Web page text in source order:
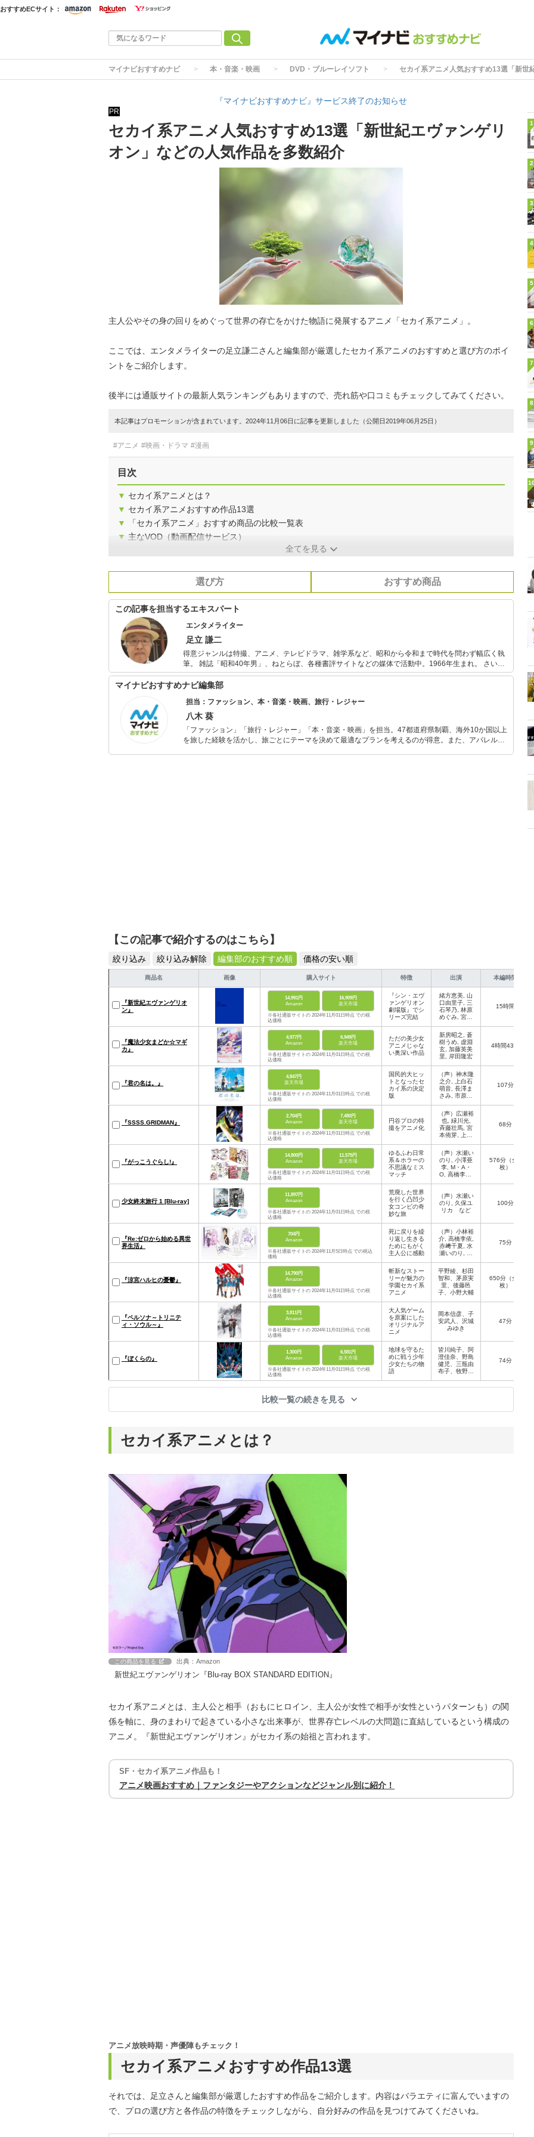
おすすめECサイト：
マイナビおすすめナビ 本・音楽・映画 DVD・ブルーレイソフト セカイ系アニメ人気おすすめ13選「新世
『マイナビおすすめナビ』サービス終了のお知らせ
PR
セカイ系アニメ人気おすすめ13選「新世紀エヴァンゲリ
オン」などの人気作品を多数紹介
主人公やその身の回りをめぐって世界の存亡をかけた物語に発展するアニメ「セカイ系アニメ」。
ここでは、エンタメライターの足立謙二さんと編集部が厳選したセカイ系アニメのおすすめと選び方のポイ
ントをご紹介します。
後半には通販サイトの最新人気ランキングもありますので、売れ筋や口コミもチェックしてみてください。
本記事はプロモーションが含まれています。2024年11月06日に記事を更新しました（公開日2019年06月25日）
#アニメ #映画・ドラマ #漫画
目次
▼ セカイ系アニメとは？
▼ セカイ系アニメおすすめ作品13選
▼
「セカイ系アニメ」おすすめ商品の比較一覧表
▼ 主なVOD（動画配信サービス）
全てを見る
選び方 おすすめ商品
この記事を担当するエキスパート
エンタメライター
足立 謙二
得意ジャンルは特撮、アニメ、テレビドラマ、雑学系など、昭和から令和まで時代を問わず幅広く執
筆。 雑誌「昭和40年男」、ねとらぼ、各種書評サイトなどの媒体で活動中。1966年生まれ。 さいた
ま市出身。通信社で経済記者などを経てフリー。ウルトラ検定2級。
マイナビおすすめナビ編集部
担当：ファッション、本・音楽・映画、旅行・レジャー
八木 葵
「ファッション」「旅行・レジャー」「本・音楽・映画」を担当。47都道府県制覇、海外10か国以上
を旅した経験を活かし、旅ごとにテーマを決めて最適なプランを考えるのが得意。また、アパレルシ
【この記事で紹介するのはこちら】
絞り込み 絞り込み解除 編集部のおすすめ順 価格の安い順
商品名 画像 購入サイト 特徴 出演 本編時間
『新世紀エヴァンゲリオ
ン』
14,991円
Amazon
16,909円
楽天市場
※各社通販サイトの 2024年11月01日時点 での税
込価格
『シン・エヴ
ァンゲリオン
劇場版』でシ
リーズ完結
緒方恵美, 山
口由里子, 三
石琴乃, 林原
めぐみ, 宮村
15時間
『魔法少女まどか☆マギ
カ』
4,977円
Amazon
6,949円
楽天市場
※各社通販サイトの 2024年11月01日時点 での税
込価格
ただの美少女
アニメじゃな
い奥深い作品
新房昭之, 蒼
樹うめ, 虚淵
玄, 加藤英美
里, 岸田隆宏
4時間43分
『君の名は。』
4,847円
楽天市場
※各社通販サイトの 2024年11月01日時点 での税
込価格
国民的大ヒッ
トとなったセ
カイ系の決定
版
（声）神木隆
之介, 上白石
萌音, 長澤ま
さみ, 市原悦
など
107分
『SSSS.GRIDMAN』
2,704円
Amazon
7,480円
楽天市場
※各社通販サイトの 2024年11月01日時点 での税
込価格
円谷プロの特
撮をアニメ化
（声）広瀬裕
也, 緑川光,
斉藤壮馬, 宮
本侑芽, 上田
68分
『がっこうぐらし!』
14,800円
Amazon
11,575円
楽天市場
※各社通販サイトの 2024年11月01日時点 での税
込価格
ゆるふわ日常
系＆ホラーの
不思議なミス
マッチ
（声）水瀬い
のり, 小澤亜
李, M・A・
O, 高橋李依,
576分（全4
枚）
少女終末旅行 1 [Blu-ray]
11,897円
Amazon
※各社通販サイトの 2024年11月01日時点 での税
込価格
荒廃した世界
を行く凸凹少
女コンビの奇
妙な旅
（声）水瀬い
のり, 久保ユ
リカ など
100分
『Re:ゼロから始める異世
界生活』
704円
Amazon
※各社通販サイトの 2024年11月5日時点 での税込
価格
死に戻りを繰
り返し生きる
ためにもがく
主人公に感動
（声）小林裕
介, 高橋李依,
赤﨑千夏, 水
瀬いのり, 村
このみ, MYT
H & ROID
など
75分
『涼宮ハルヒの憂鬱』
14,790円
Amazon
※各社通販サイトの 2024年11月01日時点 での税
込価格
斬新なストー
リーが魅力の
学園セカイ系
アニメ
平野綾、杉田
智和、茅原実
里、後藤邑
子、小野大輔
650分（全8
枚）
『ペルソナ～トリニテ
ィ・ソウル～』
3,811円
Amazon
※各社通販サイトの 2024年11月01日時点 での税
込価格
大人気ゲーム
を原案にした
オリジナルア
ニメ
岡本信彦、子
安武人、沢城
みゆき
47分
『ぼくらの』
1,300円
Amazon
6,581円
楽天市場
※各社通販サイトの 2024年11月01日時点 での税
込価格
地球を守るた
めに戦う少年
少女たちの物
語
皆川純子、阿
澄佳奈、野島
健児、三瓶由
布子、牧野由
74分
比較一覧の続きを見る
セカイ系アニメとは？
この商品を見る 出典：Amazon
新世紀エヴァンゲリオン『Blu-ray BOX STANDARD EDITION』
セカイ系アニメとは、主人公と相手（おもにヒロイン、主人公が女性で相手が女性というパターンも）の関
係を軸に、身のまわりで起きている小さな出来事が、世界存亡レベルの大問題に直結しているという構成の
アニメ。『新世紀エヴァンゲリオン』がセカイ系の始祖と言われます。
SF・セカイ系アニメ作品も！
アニメ映画おすすめ｜ファンタジーやアクションなどジャンル別に紹介！
セカイ系アニメおすすめ作品13選
アニメ放映時期・声優陣もチェック！
それでは、足立さんと編集部が厳選したおすすめ作品をご紹介します。内容はバラエティに富んでいますの
で、プロの選び方と各作品の特徴をチェックしながら、自分好みの作品を見つけてみてくださいね。
1
2
3
4
5
6
7
8
9